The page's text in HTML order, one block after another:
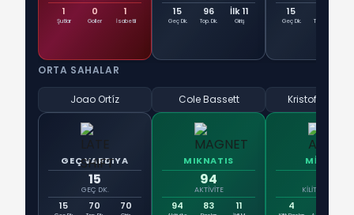
1
Şutlar
0
Goller
1
İsabetli
15
Geç Dk.
96
Top. Dk.
İlk 11
Giriş
15
Geç Dk. Top. Dk.
ORTA SAHALAR
Joao Ortíz
GEÇ VARDIYA
15
GEÇ DK.
15 70 70
Cole Bassett
MIKNATIS
94
AKTIVITE
94 83 11
Kristoffer
MİMAR
KILIT PASLAR
4